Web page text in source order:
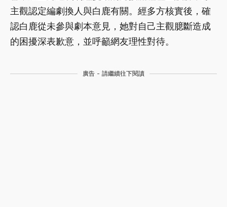
主觀認定編劇換人與白鹿有關。經多方核實後，確
認白鹿從未參與劇本意見，她對自己主觀臆斷造成
的困擾深表歉意，並呼籲網友理性對待。
廣告 - 請繼續往下閱讀